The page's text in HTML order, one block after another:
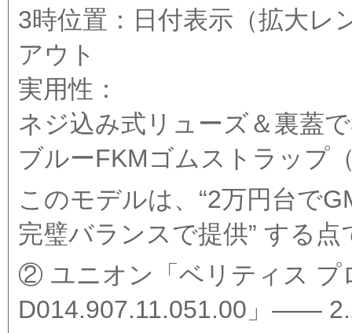
3時位置：日付表示（拡大
アウト
実用性：
ネジ込み式リューズ＆裏蓋
ブルーFKMゴムストラップ
このモデルは、“2万円台で
完璧バランスで提供” する
② ユニオン「ベリティス プ
D014.907.11.051.00」——